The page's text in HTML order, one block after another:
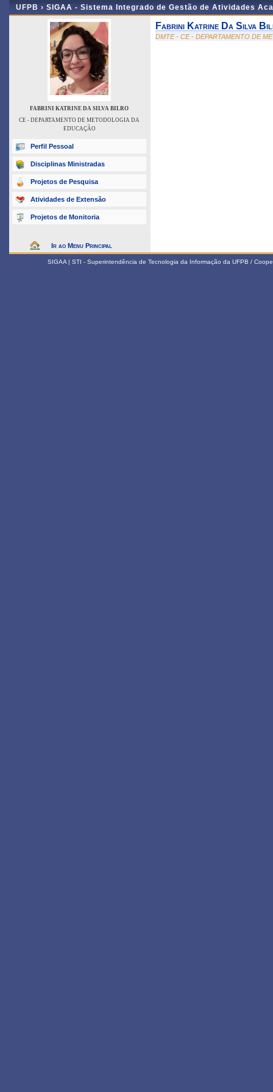
UFPB › SIGAA - Sistema Integrado de Gestão de Atividades
FABRINI KATRINE DA SILVA BILRO
CE - DEPARTAMENTO DE METODOLOGIA DA
EDUCAÇÃO
Perfil Pessoal
Disciplinas Ministradas
Projetos de Pesquisa
Atividades de Extensão
Projetos de Monitoria
Ir ao Menu Principal
Fabrini Katrine Da Silva
DMTE - CE - DEPARTAMENTO DE
SIGAA | STI - Superintendência de Tecnologia da Informação da UFPB /